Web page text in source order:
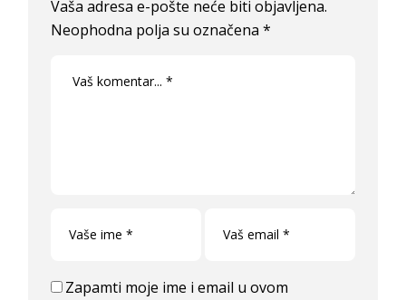
Vaša adresa e-pošte neće biti objavljena.
Neophodna polja su označena*
Zapamti moje ime i email u ovom